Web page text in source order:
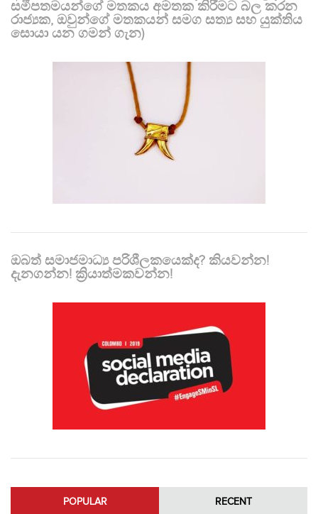
සමීපතමයන්ගේ මතකය අමතක කිරීමට බල කරන
රාජ්‍යක, ඔවුන්ගේ මතකයන් සමග සත්‍ය සහ යුක්තිය
සොයා යන ගමන් ගැන)
ඔබත් සමාජමාධ්‍ය පරිශීලකයෙක්ද? කියවන්න!
දැනගන්න! ක්‍රියාත්මකවන්න!
POPULAR RECENT